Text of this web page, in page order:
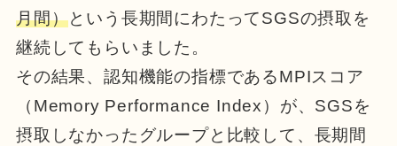
月間）という長期間にわたってSGSの摂取を
継続してもらいました。
その結果、認知機能の指標であるMPIスコア
（Memory Performance Index）が、SGSを
摂取しなかったグループと比較して、長期間